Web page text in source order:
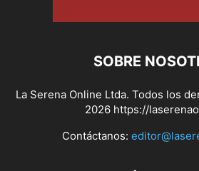
SOBRE
La Serena Online Ltda. Todos los
2026 https://
Contáctanos: